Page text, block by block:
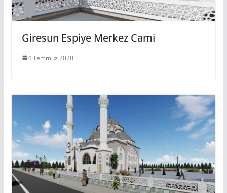
Giresun Espiye Merkez Cami
4 Temmuz 2020